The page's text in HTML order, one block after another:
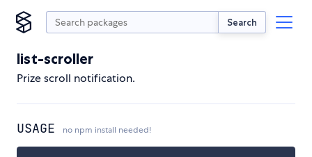
Search
list-scroller
Prize scroll notification.
USAGE no npm install needed!